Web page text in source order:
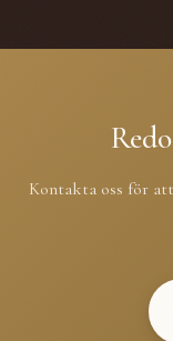
Kontakta oss för